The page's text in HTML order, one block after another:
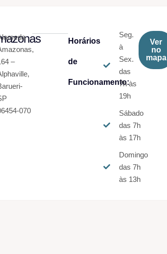
–
070
Horários
de
Funcionamento:
Seg.
à
Sex.
das
7h às
19h
Sábado
das 7h
às 17h
Domingo
das 7h
às 13h
Ver
no
mapa